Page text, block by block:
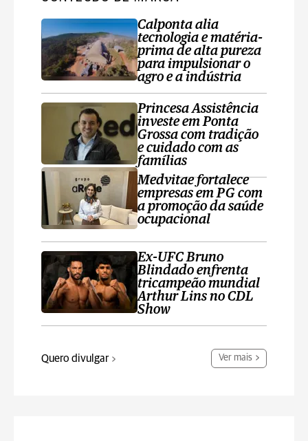
Calponta alia
tecnologia e matéria-
prima de alta pureza
para impulsionar o
agro e a indústria
Princesa Assistência
investe em Ponta
Grossa com tradição
e cuidado com as
famílias
Medvitae fortalece
empresas em PG com
a promoção da saúde
ocupacional
Ex-UFC Bruno
Blindado enfrenta
tricampeão mundial
Arthur Lins no CDL
Show
Quero divulgar Ver mais